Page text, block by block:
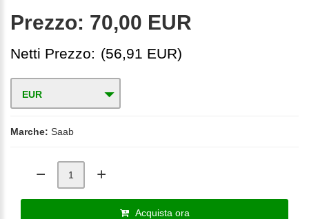
Prezzo: 70,00 EUR
Netti Prezzo: (56,91 EUR)
EUR
Marche: Saab
Acquista ora